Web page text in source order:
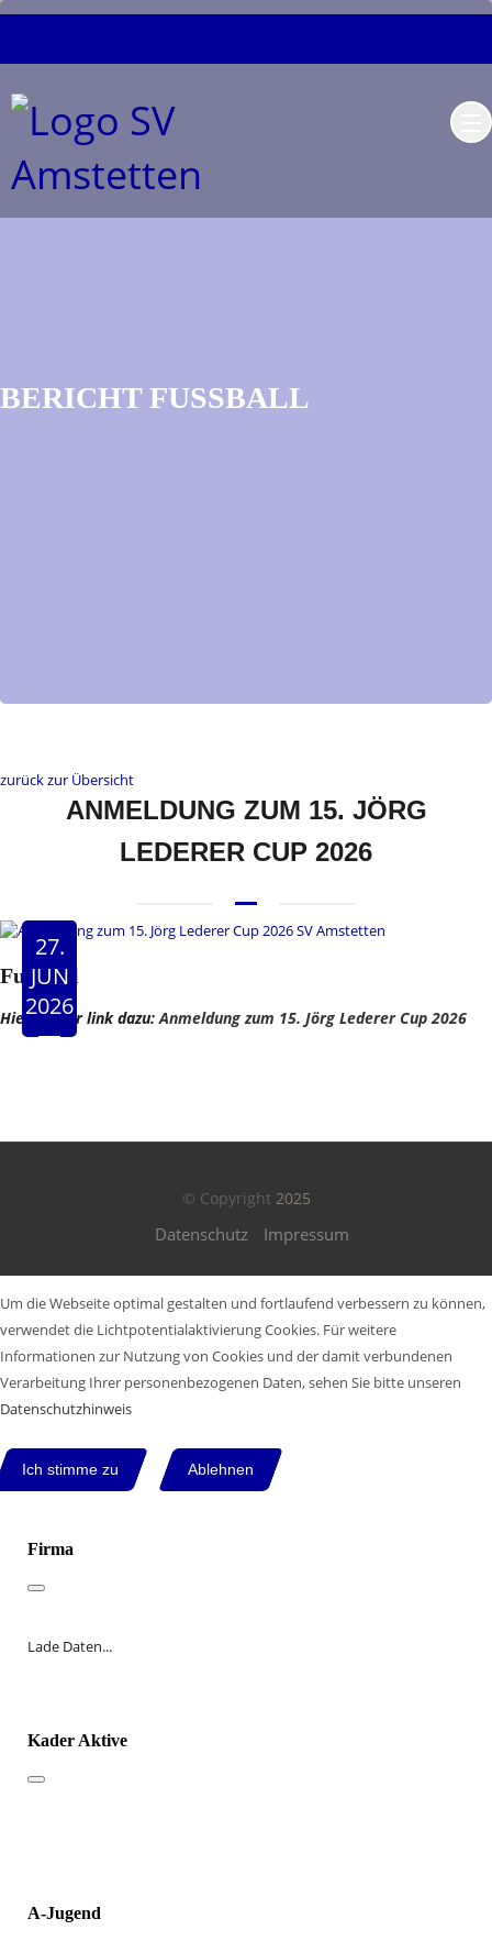
BERICHT FUSSBALL
zurück zur Übersicht
ANMELDUNG ZUM 15. JÖRG
LEDERER CUP 2026
Fussball
27.
JUN
2026
Hier ist der link dazu:Anmeldung zum 15. Jörg Lederer Cup 2026
© Copyright 2025
Datenschutz Impressum
Um die Webseite optimal gestalten und fortlaufend verbessern zu können,
verwendet die Lichtpotentialaktivierung Cookies. Für weitere
Informationen zur Nutzung von Cookies und der damit verbundenen
Verarbeitung Ihrer personenbezogenen Daten, sehen Sie bitte unseren
Datenschutzhinweis
Ich stimme zu Ablehnen
Firma
Lade Daten...
Kader Aktive
A-Jugend